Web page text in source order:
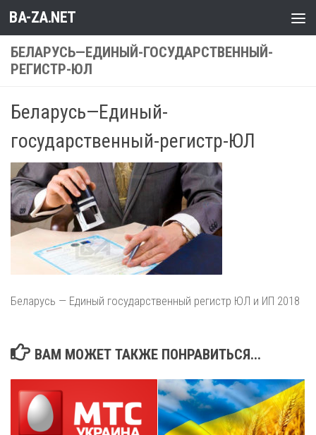
Перейти к содержимому
BA-ZA.NET
БЕЛАРУСЬ—ЕДИНЫЙ-ГОСУДАРСТВЕННЫЙ-
РЕГИСТР-ЮЛ
Беларусь—Единый-
государственный-регистр-ЮЛ
Беларусь — Единый государственный регистр ЮЛ и ИП 2018
ВАМ МОЖЕТ ТАКЖЕ ПОНРАВИТЬСЯ...